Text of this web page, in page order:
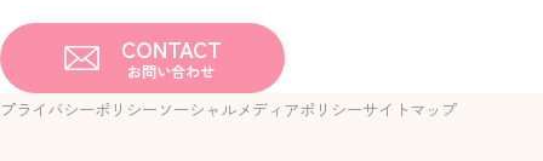
CONTACT
お問い合わせ
プライバシーポリシー ソーシャルメディアポリシーサイトマップ